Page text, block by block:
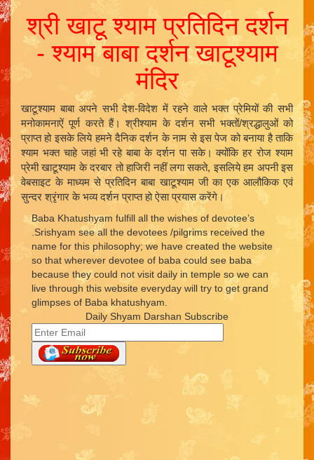
श्री खाटू श्याम प्रतिदिन दर्शन
- श्याम बाबा दर्शन खाटूश्याम
मंदिर
खाटूश्याम बाबा अपने सभी देश-विदेश में रहने वाले भक्त प्रेमियों की सभी
मनोकामनाऐं पूर्ण करते हैं। श्रीश्याम के दर्शन सभी भक्तों/श्रद्धालुओं को
प्राप्त हो इसके लिये हमने दैनिक दर्शन के नाम से इस पेज को बनाया है ताकि
श्याम भक्त चाहे जहां भी रहे बाबा के दर्शन पा सके। क्योंकि हर रोज श्याम
प्रेमी खाटूश्याम के दरबार तो हाजिरी नहीं लगा सकते, इसलिये हम अपनी इस
वेबसाइट के माध्यम से प्रतिदिन बाबा खाटूश्याम जी का एक आलौकिक एवं
सुन्दर श्रृंगार के भव्य दर्शन प्राप्त हो ऐसा प्रयास करेंगे।
Baba Khatushyam fulfill all the wishes of devotee’s
.Srishyam see all the devotees /pilgrims received the
name for this philosophy; we have created the website
so that wherever devotee of baba could see baba
because they could not visit daily in temple so we can
live through this website everyday will try to get grand
glimpses of Baba khatushyam.
Daily Shyam Darshan Subscribe